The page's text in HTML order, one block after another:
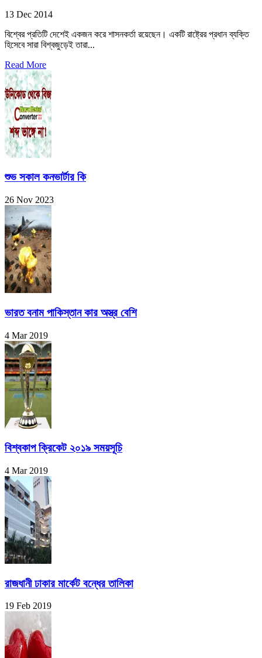
13 Dec 2014
বিশ্বের প্রতিটি দেশেই একজন করে শাসনকর্তা রয়েছেন। একটি রাষ্ট্রের প্রধান ব্যক্তি
হিসেবে সারা বিশ্বজুড়েই তারা...
Read More
শুভ সকাল কনভার্টার কি
26 Nov 2023
ভারত বনাম পাকিস্তান কার অস্ত্র বেশি
4 Mar 2019
বিশ্বকাপ ক্রিকেট ২০১৯ সময়সূচি
4 Mar 2019
রাজধানী ঢাকার মার্কেট বন্ধের তালিকা
19 Feb 2019